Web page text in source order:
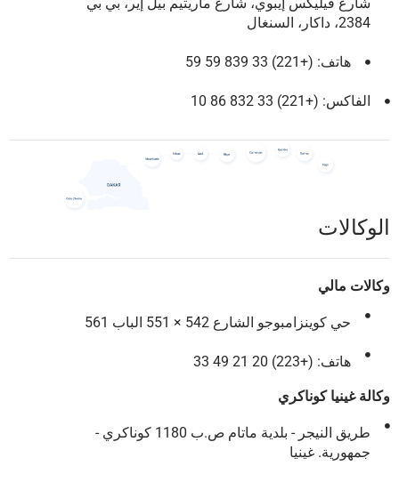
شارع فيليكس إيبوي، شارع ماريتيم بيل إير، بي بي
2384، داكار، السنغال
هاتف: (+221) 33 839 59 59
الفاكس: (+221) 33 832 86 10
الوكالات
وكالات مالي
حي كوينزامبوجو الشارع 542 × 551 الباب 561
هاتف: (+223) 20 21 49 33
وكالة غينيا كوناكري
طريق النيجر - بلدية ماتام ص.ب 1180 كوناكري -
جمهورية. غينيا